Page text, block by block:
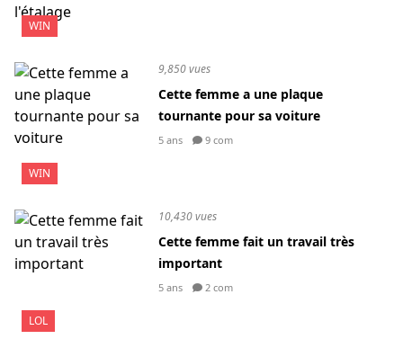
WIN
WIN
9,850 vues
Cette femme a une plaque
tournante pour sa voiture
5 ans 9 com
LOL
10,430 vues
Cette femme fait un travail très
important
5 ans 2 com